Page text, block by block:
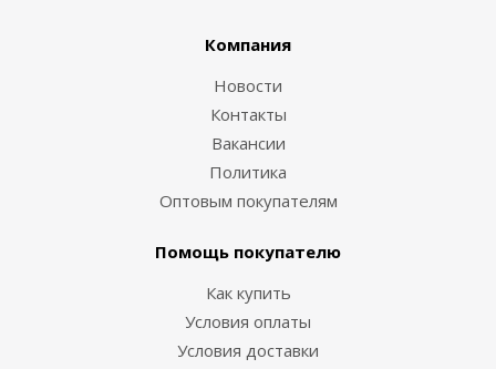
Компания
Новости
Контакты
Вакансии
Политика
Оптовым покупателям
Помощь покупателю
Как купить
Условия оплаты
Условия доставки